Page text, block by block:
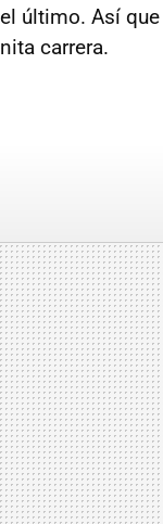
último. Así
carrera.